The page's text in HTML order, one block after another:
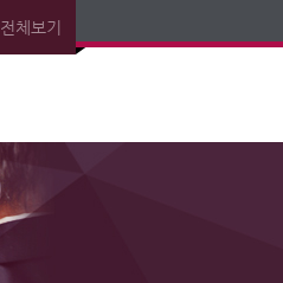
전체보기